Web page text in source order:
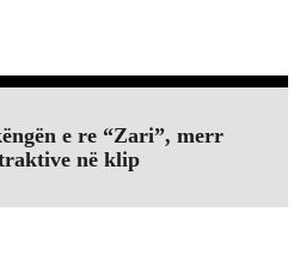
e re “Zari”, merr
në klip